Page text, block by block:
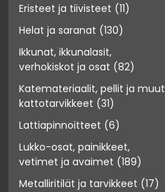
Eristeet ja tiivisteet (11)
Helat ja saranat (130)
Ikkunat, ikkunalasit,
verhokiskot ja osat (82)
Katemateriaalit, pellit ja muut
kattotarvikkeet (31)
Lattiapinnoitteet (6)
Lukko-osat, painikkeet,
vetimet ja avaimet (189)
Metalliritilät ja tarvikkeet (17)